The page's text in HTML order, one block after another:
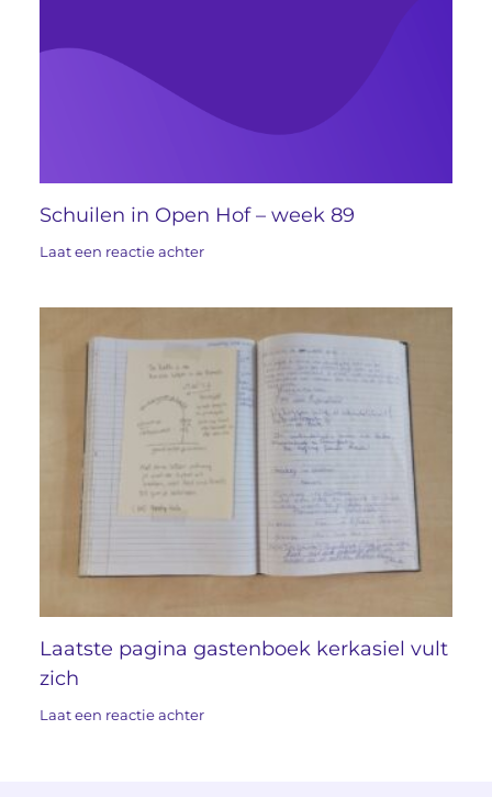
Schuilen in Open Hof – week 89
Laat een reactie achter
Laatste pagina gastenboek kerkasiel vult
zich
Laat een reactie achter